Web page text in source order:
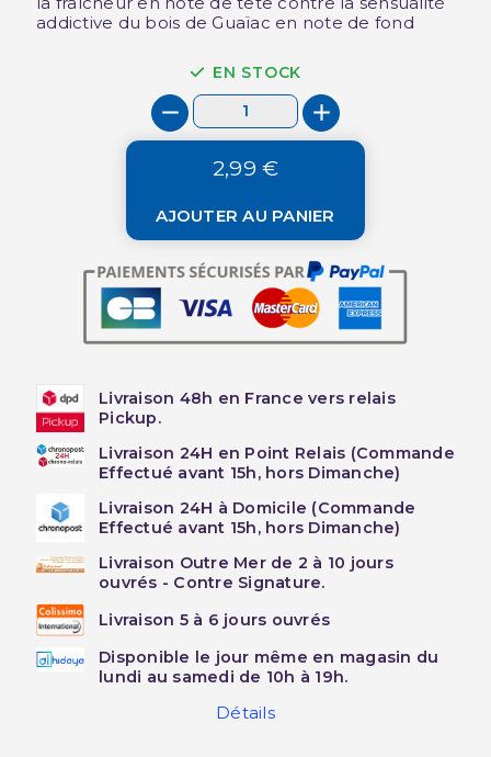
addictive du bois de Guaïac en note de fond
EN STOCK
2,99 €
AJOUTER AU PANIER
Livraison 48h en France vers relais
Pickup.
Livraison 24H en Point Relais (Commande
Effectué avant 15h, hors Dimanche)
Livraison 24H à Domicile (Commande
Effectué avant 15h, hors Dimanche)
Livraison Outre Mer de 2 à 10 jours
ouvrés - Contre Signature.
Livraison 5 à 6 jours ouvrés
Disponible le jour même en magasin du
lundi au samedi de 10h à 19h.
Détails